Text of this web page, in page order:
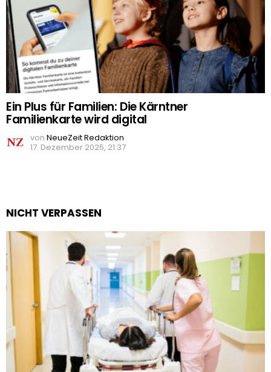
Ein Plus für Familien: Die Kärntner
Familienkarte wird digital
von NeueZeit Redaktion
17. Dezember 2025, 21:37
NICHT VERPASSEN